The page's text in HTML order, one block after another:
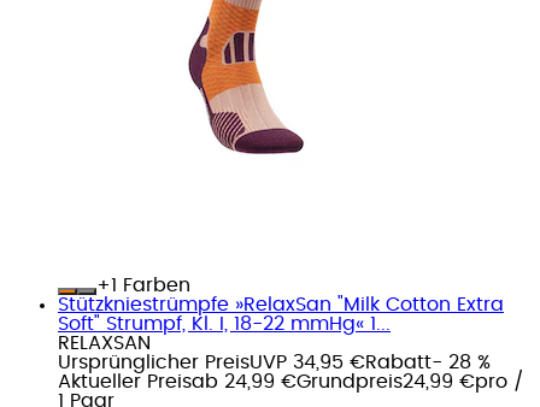
+
Farben
Stützkniestrümpfe »RelaxSan "Milk Cotton Extra
Soft" Strumpf, Kl. I, 18-22 mmHg« 1...
RELAXSAN
Ursprünglicher PreisUVP 34,95 €Rabatt- 28 %
Aktueller Preisab 24,99 €Grundpreis24,99 €pro /
1 Paar